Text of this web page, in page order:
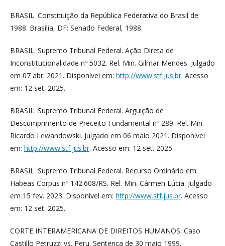
BRASIL. Constituição da República Federativa do Brasil de
1988. Brasília, DF: Senado Federal, 1988.
BRASIL. Supremo Tribunal Federal. Ação Direta de
Inconstitucionalidade nº 5032. Rel. Min. Gilmar Mendes. Julgado
em 07 abr. 2021. Disponível em: http://www.stf.jus.br. Acesso
em: 12 set. 2025.
BRASIL. Supremo Tribunal Federal. Arguição de
Descumprimento de Preceito Fundamental nº 289. Rel. Min.
Ricardo Lewandowski. Julgado em 06 maio 2021. Disponível
em: http://www.stf.jus.br. Acesso em: 12 set. 2025.
BRASIL. Supremo Tribunal Federal. Recurso Ordinário em
Habeas Corpus nº 142.608/RS. Rel. Min. Cármen Lúcia. Julgado
em 15 fev. 2023. Disponível em: http://www.stf.jus.br. Acesso
em: 12 set. 2025.
CORTE INTERAMERICANA DE DIREITOS HUMANOS. Caso
Castillo Petruzzi vs. Peru. Sentença de 30 maio 1999.